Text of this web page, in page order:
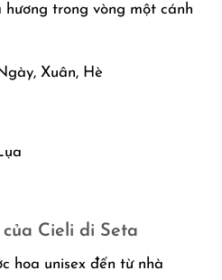
trong vòng một cánh
Xuân, Hè
Cieli di Seta
hoa unisex đến từ nhà